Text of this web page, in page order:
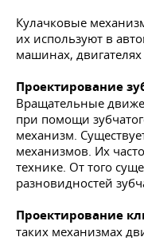
Кулачковые
их используют в
машинах,
Проектирование
Вращательные
при помощи
механизм.
механизмов. Их
технике. От того
разновидностей
Проектирование
таких механизмах